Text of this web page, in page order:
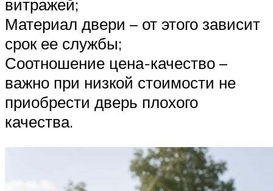
витражей;
Материал двери – от этого зависит
срок ее службы;
Соотношение цена-качество –
важно при низкой стоимости не
приобрести дверь плохого
качества.